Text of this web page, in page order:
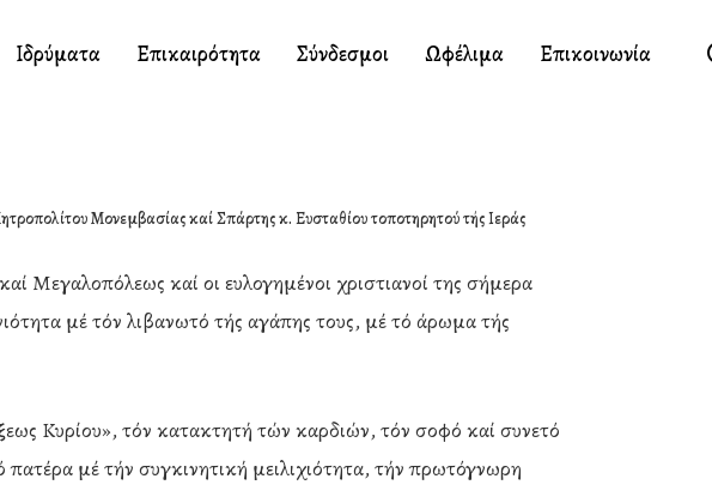
Ιδρύματα Επικαιρότητα Σύνδεσμοι Ωφέλιμα Επικοινωνία
Μονεμβασίας καί Σπάρτης κ. Ευσταθίου τοποτηρητού τής Ιεράς
Μεγαλοπόλεως καί οι ευλογημένοι χριστιανοί της σήμερα
μέ τόν λιβανωτό τής αγάπης τους, μέ τό άρωμα τής
Κυρίου», τόν κατακτητή τών καρδιών, τόν σοφό καί συνετό
μέ τήν συγκινητική μειλιχιότητα, τήν πρωτόγνωρη